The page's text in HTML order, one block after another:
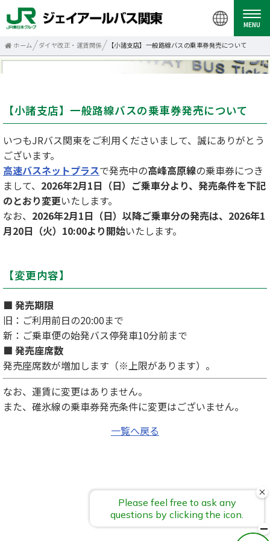
MENU
ホーム ダイヤ改正・運賃関係 【小諸支店】一般路線バスの乗車券発売について
【小諸支店】一般路線バスの乗車券発売について
いつもJRバス関東をご利用くださいまして、誠にありがとう
ございます。
高速バスネットプラスで発売中の高峰高原線の乗車券につき
まして、 2026年2月1日（日）ご乗車分より、発売条件を下記
のとおり変更いたします。
なお、 2026年2月1日（日）以降ご乗車分の発売は、2026年1
月20日（火）10:00より開始いたします。
【変更内容】
■ 発売期限
旧：ご利用前日の20:00まで
新：ご乗車便の始発バス停発車10分前まで
■ 発売座席数
発売座席数が増加します（※上限があります）。
なお、運賃に変更はありません。
また、碓氷線の乗車券発売条件に変更はございません。
一覧へ戻る